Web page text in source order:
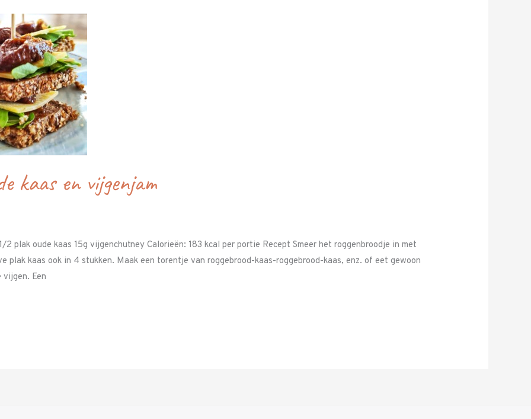
kaas en vijgenjam
2 plak oude kaas 15g vijgenchutney Calorieën: 183 kcal per portie Recept Smeer het roggenbroodje in met
plak kaas ook in 4 stukken. Maak een torentje van roggebrood-kaas-roggebrood-kaas, enz. of eet gewoon
Een